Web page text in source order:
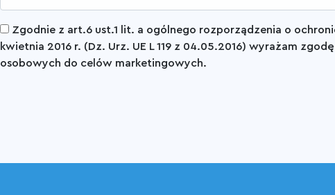
Zgodnie z art.6 ust.1 lit. a ogólnego rozporządzenia o
kwietnia 2016 r. (Dz. Urz. UE L 119 z 04.05.2016) wyrażam
osobowych do celów marketingowych.